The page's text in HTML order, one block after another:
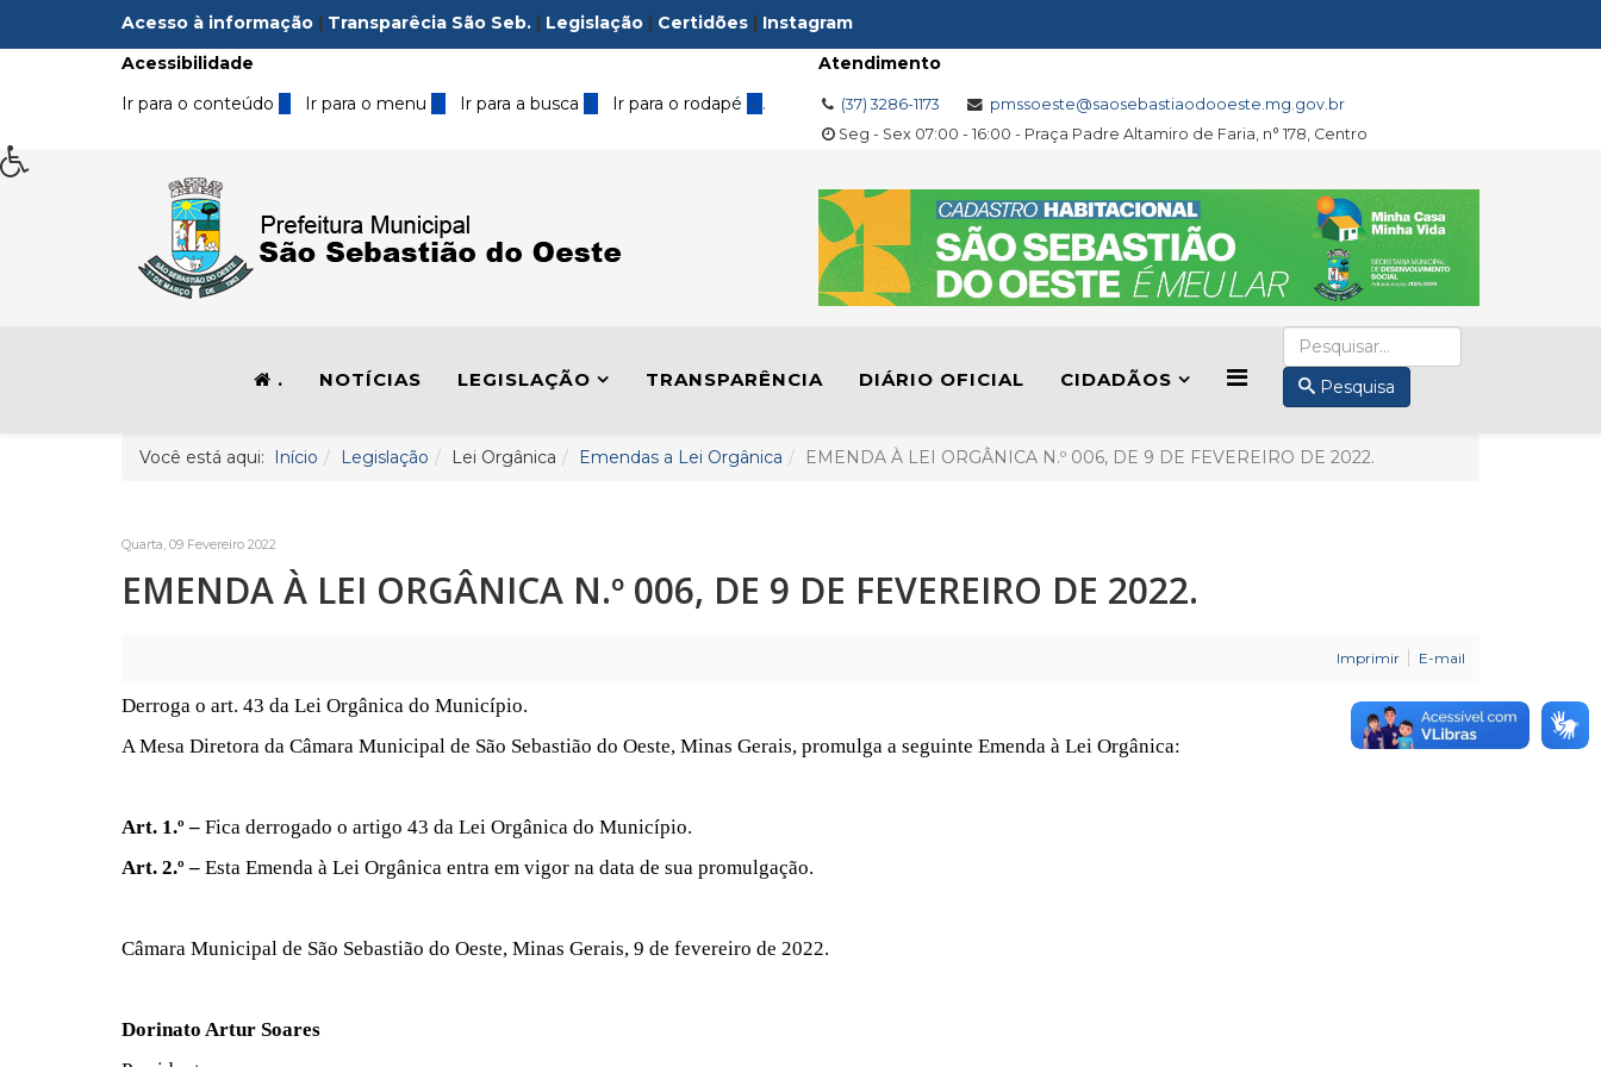
Acesso à informação | Transparêcia São Seb. | Legislação | Certidões | Instagram
Acessibilidade
Ir para o conteúdo 1 Ir para o menu 2 Ir para a busca3 Ir para o rodapé 4 .
Atendimento
(37) 3286-1173
pmssoeste@saosebastiaodooeste.mg.gov.br
Seg - Sex 07:00 - 16:00 - Praça Padre Altamiro de Faria, n° 178, Centro
. NOTÍCIAS LEGISLAÇÃO TRANSPARÊNCIA DIÁRIO OFICIAL CIDADÃOS Pesquisa
Você está aqui: Início Legislação Lei Orgânica Emendas a Lei Orgânica EMENDA À LEI ORGÂNICA N.º 006, DE 9 DE FEVEREIRO DE 2022.
Quarta, 09 Fevereiro 2022
EMENDA À LEI ORGÂNICA N.º 006, DE 9 DE FEVEREIRO DE 2022.
Imprimir E-mail
Derroga o art. 43 da Lei Orgânica do Município.
A Mesa Diretora da Câmara Municipal de São Sebastião do Oeste, Minas Gerais, promulga a seguinte Emenda à Lei Orgânica:
Art. 1.º – Fica derrogado o artigo 43 da Lei Orgânica do Município.
Art. 2.º – Esta Emenda à Lei Orgânica entra em vigor na data de sua promulgação.
Câmara Municipal de São Sebastião do Oeste, Minas Gerais, 9 de fevereiro de 2022.
Dorinato Artur Soares